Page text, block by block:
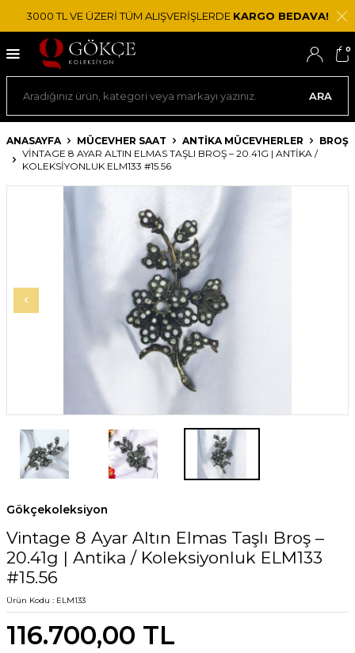
3000 TL VE ÜZERİ TÜM ALIŞVERİŞLERDE KARGO BEDAVA!
ARA
0
ANASAYFA MÜCEVHER SAAT ANTIKA MÜCEVHERLER
BROŞ
VINTAGE 8 AYAR ALTIN ELMAS TAŞLI BROŞ – 20.41G | ANTIKA /
KOLEKSIYONLUK ELM133 #15.56
Gökçekoleksiyon
Vintage 8 Ayar Altın Elmas Taşlı Broş –
20.41g | Antika / Koleksiyonluk ELM133
#15.56
Ürün Kodu : ELM133
116.700,00 TL